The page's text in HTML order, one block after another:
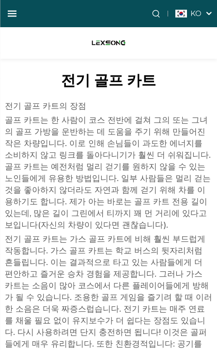
KO
전기 골프 카트
전기 골프 카트의 장점
골프 카트는 한 사람이 코스 전반에 걸쳐 그의 또는 그녀
의 골프 가방을 운반하는 데 도움을 주기 위해 만들어진
작은 차량입니다. 이로 인해 손님들이 과도한 에너지를
소비하지 않고 링크를 돌아다니기가 훨씬 더 쉬워집니다.
골프 카트는 예전처럼 멀리 걷기를 원하지 않을 수 있는
노인들에게 유용한 방법입니다. 일부 사람들은 멀리 걷는
것을 좋아하지 않더라도 자연과 함께 걷기 위해 차를 이
용하기도 합니다. 제가 아는 바로는 골프 카트 전용 길이
있는데, 많은 길이 그린에서 티까지 꽤 먼 거리에 있다고
보입니다(자신의 차량이 있다면 괜찮습니다).
전기 골프 카트는 가스 골프 카트에 비해 훨씬 부드럽게
작동합니다. 가스 골프 카트는 학교 버스의 뒷자리처럼
흔들립니다. 이는 결과적으로 타고 있는 사람들에게 더
편안하고 즐거운 승차 경험을 제공합니다. 그러나 가스
카트는 소음이 많아 코스에서 다른 플레이어들에게 방해
가 될 수 있습니다. 조용한 골프 게임을 즐기려 할 때 이러
한 소음은 더욱 짜증스럽습니다. 전기 카트는 매주 연료
를 채울 필요 없이 유지보수가 더 쉽다는 장점도 있습니
다. 다시 사용하려면 단지 충전하면 됩니다! 이것은 골퍼
들에게 매우 유리합니다. 또한 친환경적입니다: 공기를